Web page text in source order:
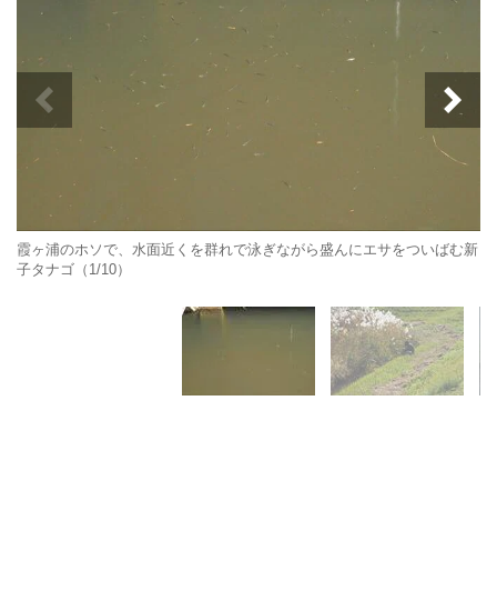
霞ヶ浦のホソで、水面近くを群れで泳ぎながら盛んにエサをついばむ新
子タナゴ（1/10）